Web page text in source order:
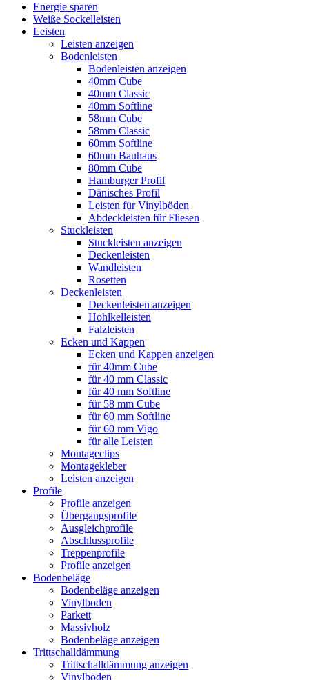
Energie sparen
Weiße Sockelleisten
Leisten
Leisten anzeigen
Bodenleisten
Bodenleisten anzeigen
40mm Cube
40mm Classic
40mm Softline
58mm Cube
58mm Classic
60mm Softline
60mm Bauhaus
80mm Cube
Hamburger Profil
Dänisches Profil
Leisten für Vinylböden
Abdeckleisten für Fliesen
Stuckleisten
Stuckleisten anzeigen
Deckenleisten
Wandleisten
Rosetten
Deckenleisten
Deckenleisten anzeigen
Hohlkelleisten
Falzleisten
Ecken und Kappen
Ecken und Kappen anzeigen
für 40mm Cube
für 40 mm Classic
für 40 mm Softline
für 58 mm Cube
für 60 mm Softline
für 60 mm Vigo
für alle Leisten
Montageclips
Montagekleber
Leisten anzeigen
Profile
Profile anzeigen
Übergangsprofile
Ausgleichprofile
Abschlussprofile
Treppenprofile
Profile anzeigen
Bodenbeläge
Bodenbeläge anzeigen
Vinylboden
Parkett
Massivholz
Bodenbeläge anzeigen
Trittschalldämmung
Trittschalldämmung anzeigen
Vinylböden